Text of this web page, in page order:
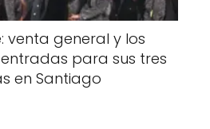
venta general y los
para sus tres
en Santiago